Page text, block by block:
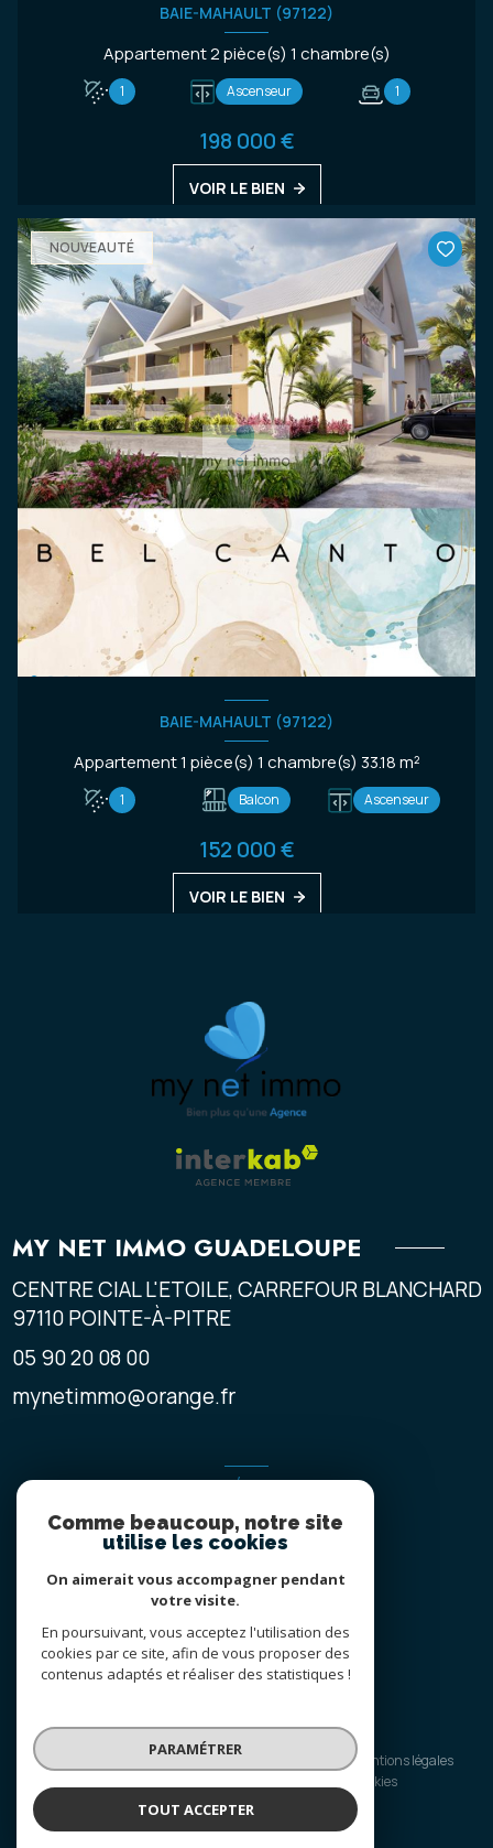
BAIE-MAHAULT (97122)
Appartement 2 pièce(s) 1 chambre(s)
1 Ascenseur 1
198 000 €
VOIR LE BIEN
NOUVEAUTÉ
BAIE-MAHAULT (97122)
Appartement 1 pièce(s) 1 chambre(s) 33.18 m²
1 Balcon Ascenseur
152 000 €
VOIR LE BIEN
MY NET IMMO GUADELOUPE
CENTRE CIAL L'ETOILE, CARREFOUR BLANCHARD
97110POINTE-À-PITRE
05 90 20 08 00
mynetimmo@orange.fr
ADHÉRENTS
NOUS ADHÉRONS
© 2026 | Tous droits réservés
Nos honoraires
Nos partenaires
Mentions légales
Cookies
Comme beaucoup, notre site
utilise les cookies
On aimerait vous accompagner pendant
votre visite.
En poursuivant, vous acceptez l'utilisation des
cookies par ce site, afin de vous proposer des
contenus adaptés et réaliser des statistiques !
PARAMÉTRER
TOUT ACCEPTER